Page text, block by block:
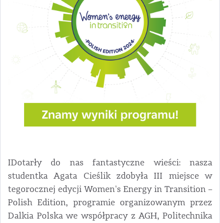
IDotarły do nas fantastyczne wieści: nasza
studentka Agata Cieślik zdobyła III miejsce w
tegorocznej edycji Women's Energy in Transition –
Polish Edition, programie organizowanym przez
Dalkia Polska we współpracy z AGH, Politechnika